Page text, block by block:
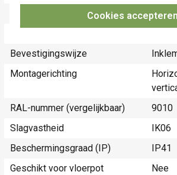
Cookies accepteren
Overig
Bevestigingswijze
Montagerichting
RAL-nummer (vergelijkbaar)
9010
Slagvastheid
IK06
Beschermingsgraad (IP)
IP41
Geschikt voor vloerpot
Nee